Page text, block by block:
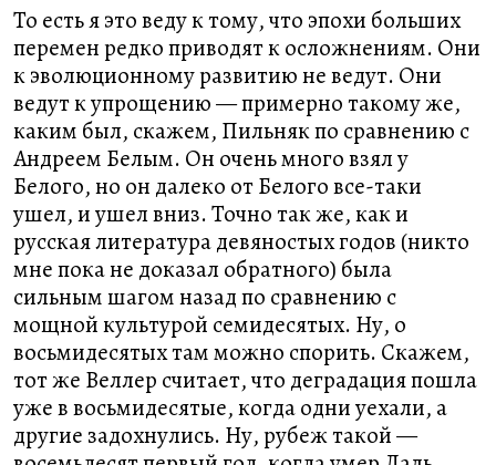
То есть я это веду к тому, что эпохи больших
перемен редко приводят к осложнениям. Они
к эволюционному развитию не ведут. Они
ведут к упрощению — примерно такому же,
каким был, скажем, Пильняк по сравнению с
Андреем Белым. Он очень много взял у
Белого, но он далеко от Белого все-таки
ушел, и ушел вниз. Точно так же, как и
русская литература девяностых годов (никто
мне пока не доказал обратного) была
сильным шагом назад по сравнению с
мощной культурой семидесятых. Ну, о
восьмидесятых там можно спорить. Скажем,
тот же Веллер считает, что деградация пошла
уже в восьмидесятые, когда одни уехали, а
другие задохнулись. Ну, рубеж такой —